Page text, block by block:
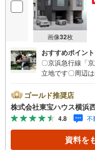
画像32枚
おすすめポイント
〇京浜急行線「
立地です〇周辺
ーーーYahoo！
で物件を成約す
ahoo！ 不動産 物
す。「資料をも
い合わせくださ
てください。
ゴールド推奨店
株式会社東宝ハウス横浜
4.8 不
資料を